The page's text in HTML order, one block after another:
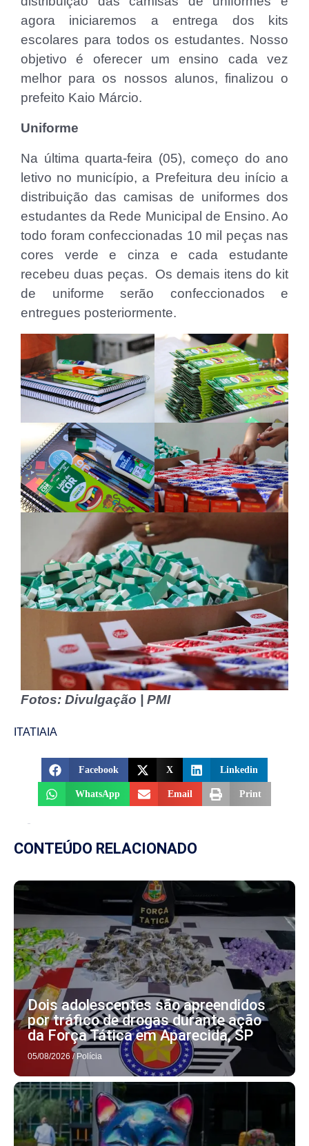
agora iniciaremos a entrega dos kits
escolares para todos os estudantes. Nosso
objetivo é oferecer um ensino cada vez
melhor para os nossos alunos, finalizou o
prefeito Kaio Márcio.
Uniforme
Na última quarta-feira (05), começo do ano
letivo no município, a Prefeitura deu início a
distribuição das camisas de uniformes dos
estudantes da Rede Municipal de Ensino. Ao
todo foram confeccionadas 10 mil peças nas
cores verde e cinza e cada estudante
recebeu duas peças. Os demais itens do kit
de uniforme serão confeccionados e
entregues posteriormente.
Fotos: Divulgação | PMI
ITATIAIA
Facebook X Linkedin
WhatsApp Email Print
CONTEÚDO RELACIONADO
Dois adolescentes são apreendidos
por tráfico de drogas durante ação
da Força Tática em Aparecida, SP
05/08/2026 / Polícia